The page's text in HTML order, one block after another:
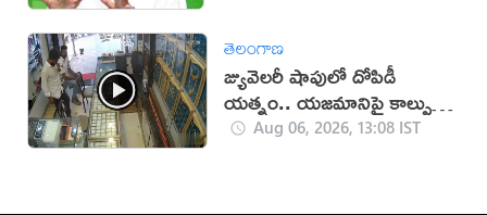
తెలంగాణ
జ్యువెలరీ షాపులో దోపిడీ
యత్నం.. యజమానిపై కాల్పులు
(వీడియో)
Aug 06, 2026, 13:08 IST